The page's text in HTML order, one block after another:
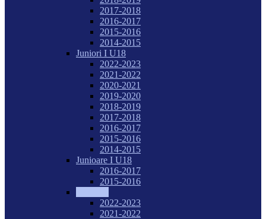
2017-2018
2016-2017
2015-2016
2014-2015
Juniori I U18
2022-2023
2021-2022
2020-2021
2019-2020
2018-2019
2017-2018
2016-2017
2015-2016
2014-2015
Junioare I U18
2016-2017
2015-2016
2022-2023
2021-2022